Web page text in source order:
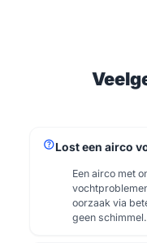
helpLost een airco
Een airco met
oorzaak via
geen schimmel.